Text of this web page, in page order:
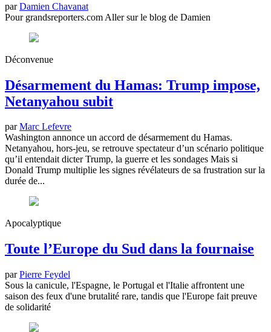
parDamien Chavanat
Pour grandsreporters.com Aller sur le blog de Damien
Déconvenue
Désarmement du Hamas: Trump impose,
Netanyahou subit
parMarc Lefevre
Washington annonce un accord de désarmement du Hamas.
Netanyahou, hors-jeu, se retrouve spectateur d’un scénario politique
qu’il entendait dicter Trump, la guerre et les sondages Mais si
Donald Trump multiplie les signes révélateurs de sa frustration sur la
durée de...
Apocalyptique
Toute l’Europe du Sud dans la fournaise
parPierre Feydel
Sous la canicule, l'Espagne, le Portugal et l'Italie affrontent une
saison des feux d'une brutalité rare, tandis que l'Europe fait preuve
de solidarité